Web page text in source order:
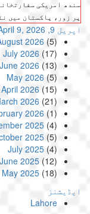
سندھ امریکی سفارتخانے
پر زور، پاکستان میں
اپریل 9, 2026 April 9, 2026
August 2026(5)
July 2026(17)
June 2026(13)
May 2026(5)
April 2026(15)
March 2026(21)
2026(1)
2025(4)
October 2025(5)
July 2025(4)
June 2025(12)
May 2025(18)
ایڈیشنز
Lahore